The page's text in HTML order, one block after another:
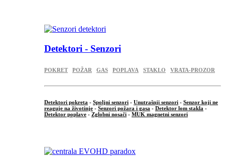
Detektori - Senzori
POKRET POŽAR GAS POPLAVA STAKLO VRATA-PROZOR
Detektori pokreta - Spoljni senzori - Unutrašnji senzori - Senzor koji ne
reaguje na životinje - Senzori požara i gasa - Detektor lom stakla -
Detektor poplave - Zglobni nosači - MUK magnetni senzori